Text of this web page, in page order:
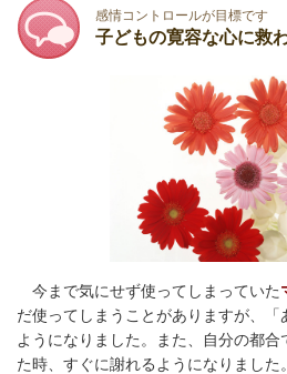
感情コントロールが目標です
子どもの寛容な心に救
今まで気にせず使ってしまっていた
だ使ってしまうことがありますが、「
ようになりました。また、自分の都
た時、すぐに謝れるようになりました